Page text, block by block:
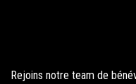
Rejoins notre team de